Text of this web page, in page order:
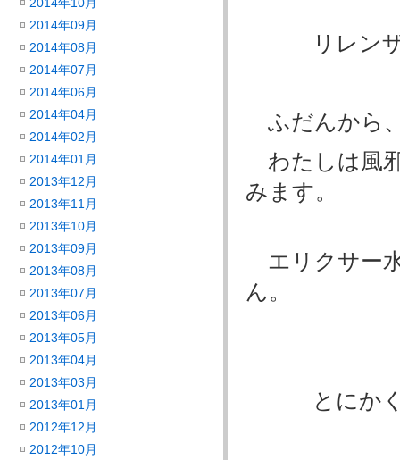
リレンザ
ふだんから
わたしは風
みます。
エリクサー
ん。
とにかく、
2014年09月
2014年08月
2014年07月
2014年06月
2014年04月
2014年02月
2014年01月
2013年12月
2013年11月
2013年10月
2013年09月
2013年08月
2013年07月
2013年06月
2013年05月
2013年04月
2013年03月
2013年01月
2012年12月
2012年10月